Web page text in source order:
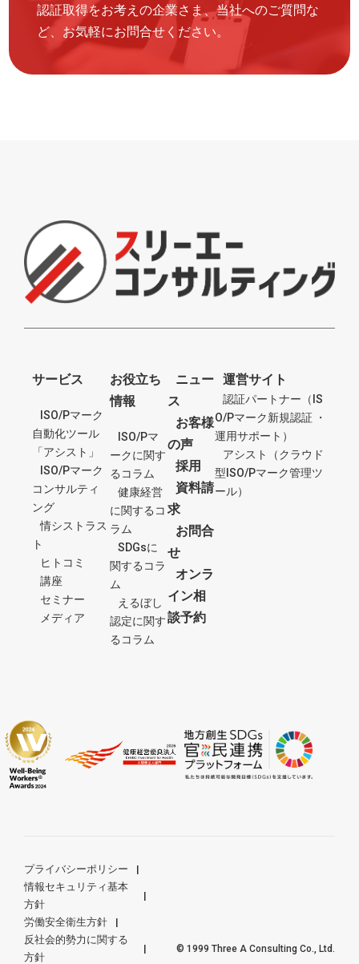
認証取得をお考えの企業さま、当社へのご質問な
ど、お気軽にお問合せください。
サービス
ISO/Pマーク
自動化ツール
「アシスト」
ISO/Pマーク
コンサルティ
ング
情シストラス
ト
ヒトコミ
講座
セミナー
メディア
お役立ち
情報
ISO/Pマ
ークに関す
るコラム
健康経営
に関するコ
ラム
SDGsに
関するコラ
ム
えるぼし
認定に関す
るコラム
ニュー
ス
お客様
の声
採用
資料請
求
お問合
せ
オンラ
イン相
談予約
運営サイト
認証パートナー（IS
O/Pマーク新規認証 ・
運用サポート）
アシスト（クラウド
型ISO/Pマーク管理ツ
ール）
プライバシーポリシー
情報セキュリティ基本
方針
労働安全衛生方針
反社会的勢力に関する
方針
© 1999 Three A Consulting Co., Ltd.